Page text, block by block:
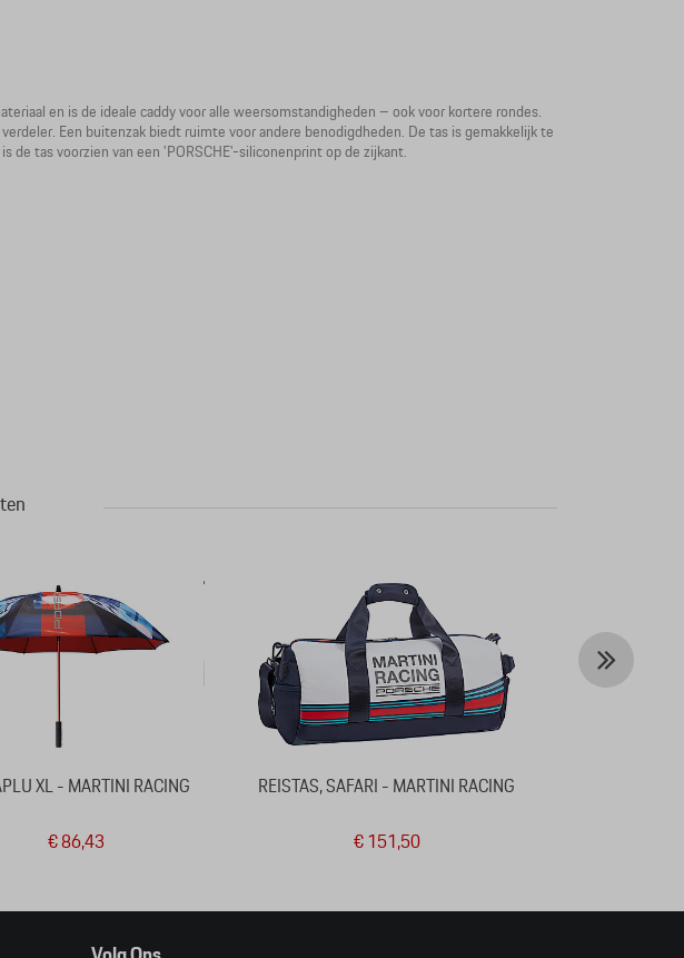
en is de ideale caddy voor alle weersomstandigheden – ook voor kortere rondes.
Een buitenzak biedt ruimte voor andere benodigdheden. De tas is gemakkelijk te
de tas voorzien van een 'PORSCHE'-siliconenprint op de zijkant.
XL - MARTINI RACING
€ 86,43
REISTAS, SAFARI - MARTINI RACING
€ 151,50